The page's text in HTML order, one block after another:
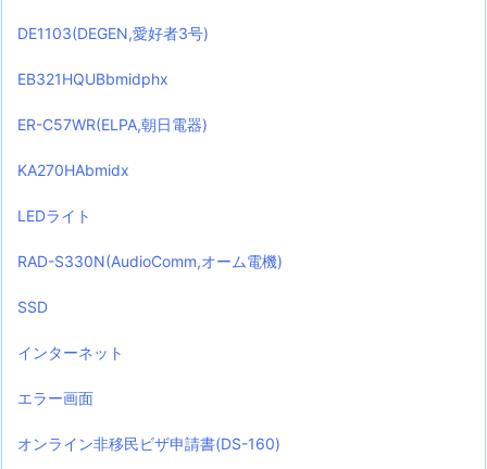
DE1103(DEGEN,愛好者3号)
EB321HQUBbmidphx
ER-C57WR(ELPA,朝日電器)
KA270HAbmidx
LEDライト
RAD-S330N(AudioComm,オーム電機)
SSD
インターネット
エラー画面
オンライン非移民ビザ申請書(DS-160)